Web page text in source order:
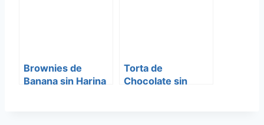
Brownies de
Banana sin Harina
Torta de
Chocolate sin